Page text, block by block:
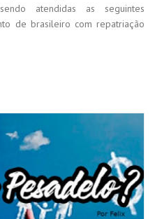
atendidas as seguintes
de brasileiro com repatriação